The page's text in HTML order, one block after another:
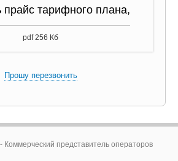
прайс тарифного плана,
pdf 256 Кб
Прошу перезвонить
представитель операторов